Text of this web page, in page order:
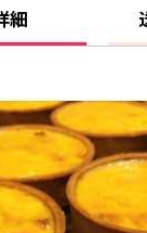
や胡椒をお肉
か月持ちます。
にお召し上
細